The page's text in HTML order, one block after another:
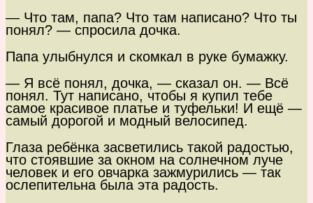
— Что там, папа? Что там написано? Что ты
понял? — спросила дочка.
Папа улыбнулся и скомкал в руке бумажку.
— Я всё понял, дочка, — сказал он. — Всё
понял. Тут написано, чтобы я купил тебе
самое красивое платье и туфельки! И ещё —
самый дорогой и модный велосипед.
Глаза ребёнка засветились такой радостью,
что стоявшие за окном на солнечном луче
человек и его овчарка зажмурились — так
ослепительна была эта радость.